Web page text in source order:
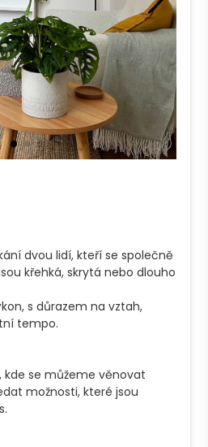
dvou lidí, kteří se společně
křehká, skrytá nebo dlouho
s důrazem na vztah,
tempo.
kde se můžeme věnovat
možnosti, které jsou